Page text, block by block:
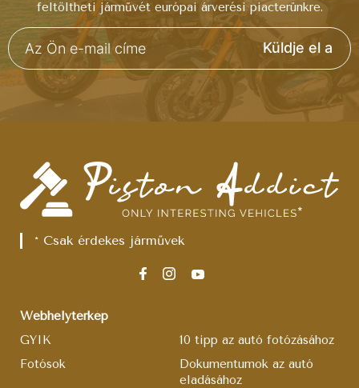
feltöltheti járművét európai árverési piacterünkre.
Küldje el a
* Csak érdekes járművek
Webhelytérkép
GYIK
10 tipp az autó fotózásához
Fotósok
Dokumentumok az autó
eladásához